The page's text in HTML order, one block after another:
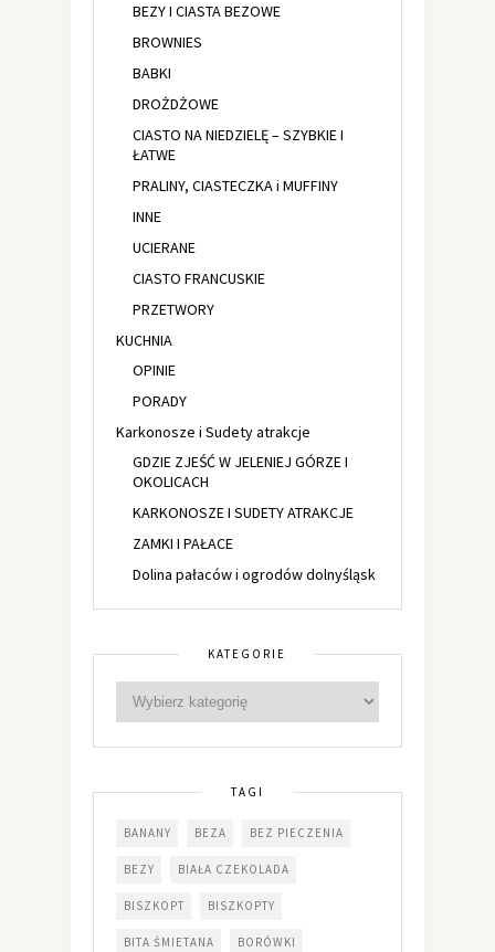
BEZY I CIASTA BEZOWE
BROWNIES
BABKI
DROŻDŻOWE
CIASTO NA NIEDZIELĘ – SZYBKIE I
ŁATWE
PRALINY, CIASTECZKA i MUFFINY
INNE
UCIERANE
CIASTO FRANCUSKIE
PRZETWORY
KUCHNIA
OPINIE
PORADY
Karkonosze i Sudety atrakcje
GDZIE ZJEŚĆ W JELENIEJ GÓRZE I
OKOLICACH
KARKONOSZE I SUDETY ATRAKCJE
ZAMKI I PAŁACE
Dolina pałaców i ogrodów dolnyśląsk
KATEGORIE
TAGI
BANANY BEZA BEZ PIECZENIA
BEZY BIAŁA CZEKOLADA
BISZKOPT BISZKOPTY
BITA ŚMIETANA BORÓWKI